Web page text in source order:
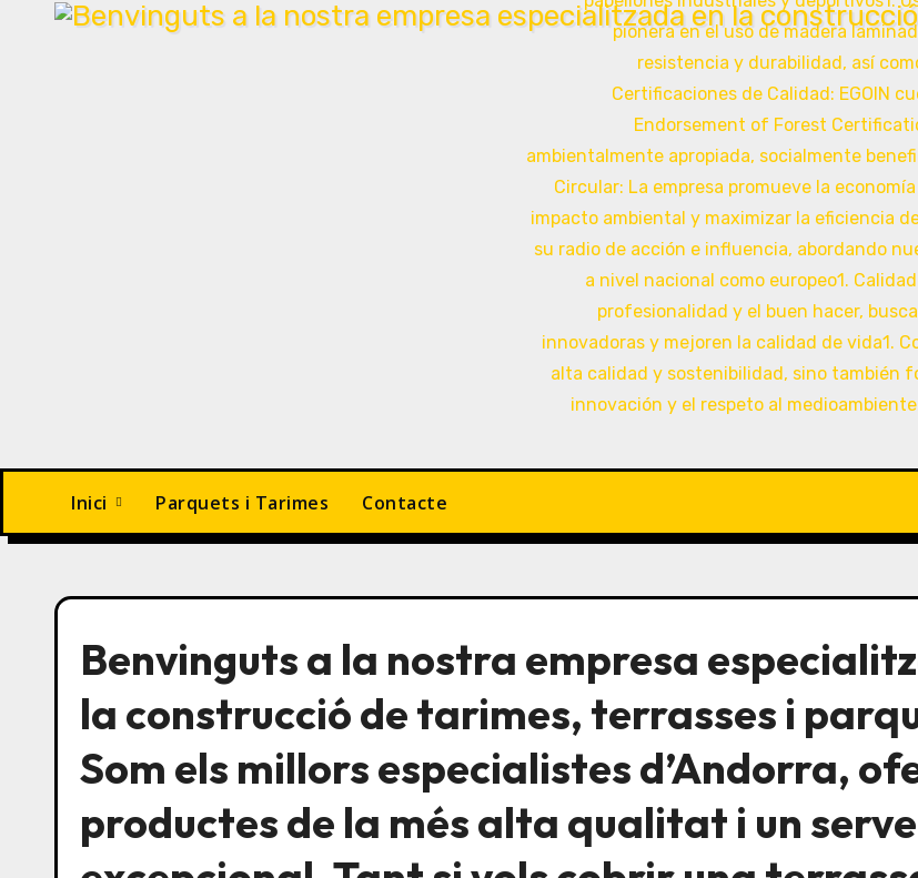
Inici Parquets i Tarimes Contacte
Benvinguts a la nostra empresa
la construcció de tarimes, terrasses i
Som els millors especialistes d’Andorra,
productes de la més alta qualitat i un